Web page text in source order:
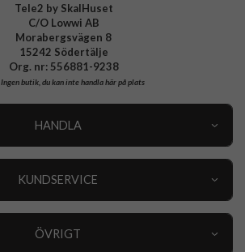
Tele2 by SkalHuset
C/O Lowwi AB
Morabergsvägen 8
15242 Södertälje
Org. nr: 556881-9238
Ingen butik, du kan inte handla här på plats
HANDLA
KUNDSERVICE
ÖVRIGT